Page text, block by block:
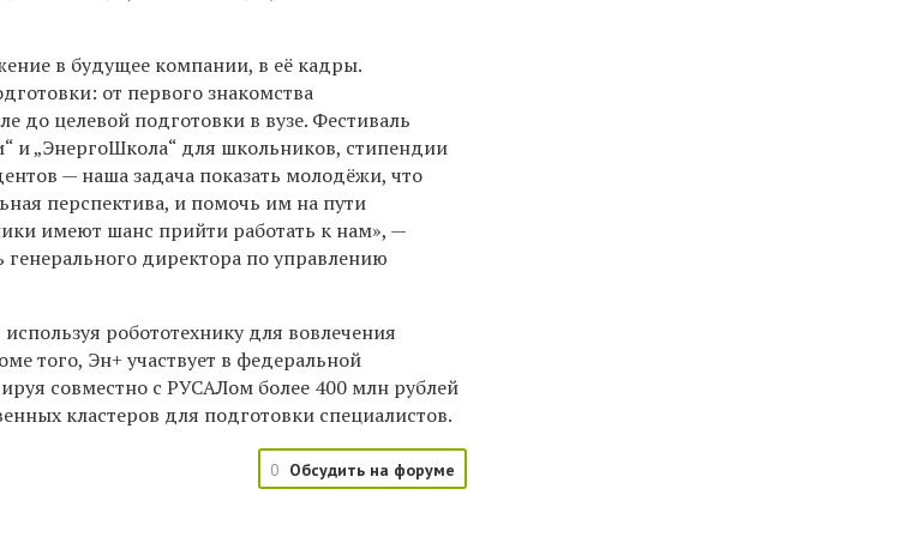
в будущее компании, в её кадры.
от первого знакомства
до целевой подготовки в вузе. Фестиваль
и „ЭнергоШкола“ для школьников, стипендии
— наша задача показать молодёжи, что
перспектива, и помочь им на пути
имеют шанс прийти работать к нам», —
генерального директора по управлению
робототехнику для вовлечения
того, Эн+ участвует в федеральной
совместно с РУСАЛом более 400 млн рублей
кластеров для подготовки специалистов.
0 Обсудить на форуме